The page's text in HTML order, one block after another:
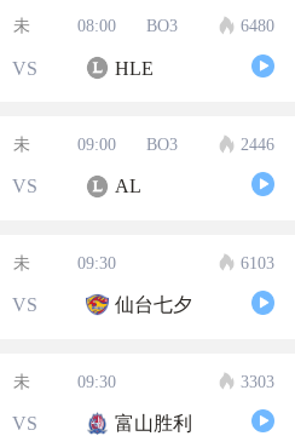
未 08:00 BO3 6480
VS HLE
未 09:00 BO3 2446
VS AL
未 09:30 6103
VS 仙台七夕
未 09:30 3303
VS 富山胜利